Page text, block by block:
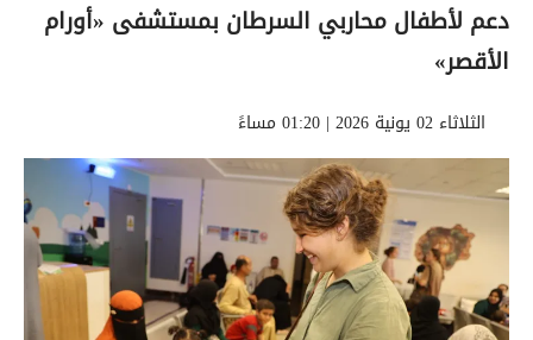
دعم لأطفال محاربي السرطان بمستشفى «أورام
الأقصر»
الثلاثاء 02 يونية 2026 | 01:20 مساءً